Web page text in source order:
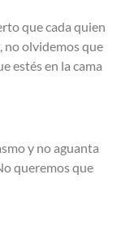
que cada quien
no olvidemos que
estés en la cama
y no aguanta
queremos que